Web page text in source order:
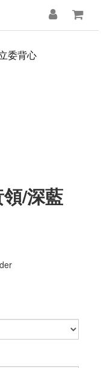
委背心
/深藍